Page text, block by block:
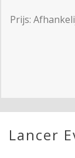
Prijs:
Lancer